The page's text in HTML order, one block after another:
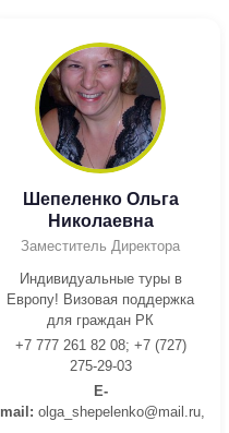
Шепеленко Ольга
Николаевна
Заместитель Директора
Индивидуальные туры в
Европу! Визовая поддержка
для граждан РК
+7 777 261 82 08; +7 (727)
275-29-03
E-
mail: olga_shepelenko@mail.ru,